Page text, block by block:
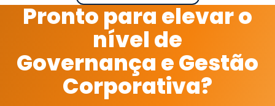
Pronto para elevar o
nível de
Governança e Gestão
Corporativa?